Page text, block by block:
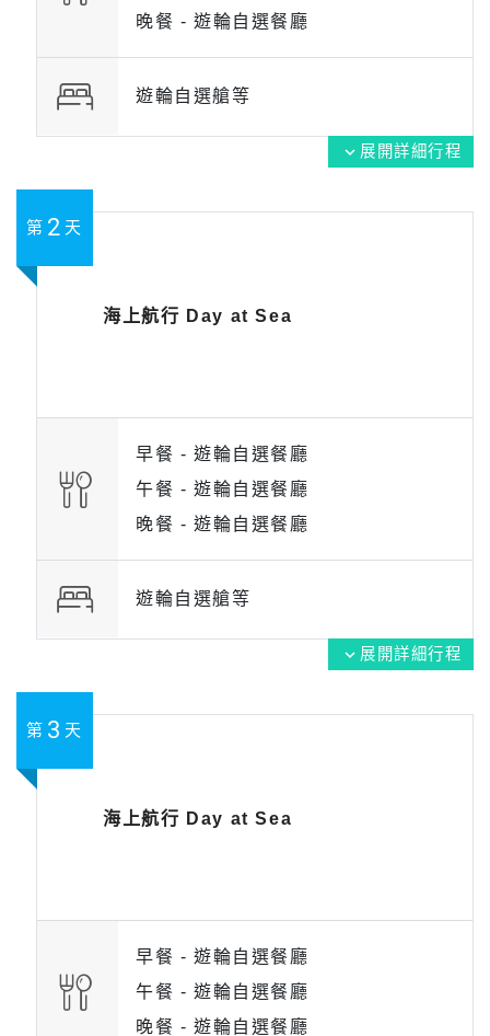
晚餐 - 遊輪自選餐廳
遊輪自選艙等
expand_more展開詳細行程
第 2 天
海上航行 Day at Sea
早餐 - 遊輪自選餐廳
午餐 - 遊輪自選餐廳
晚餐 - 遊輪自選餐廳
遊輪自選艙等
expand_more展開詳細行程
第 3 天
海上航行 Day at Sea
早餐 - 遊輪自選餐廳
午餐 - 遊輪自選餐廳
晚餐 - 遊輪自選餐廳